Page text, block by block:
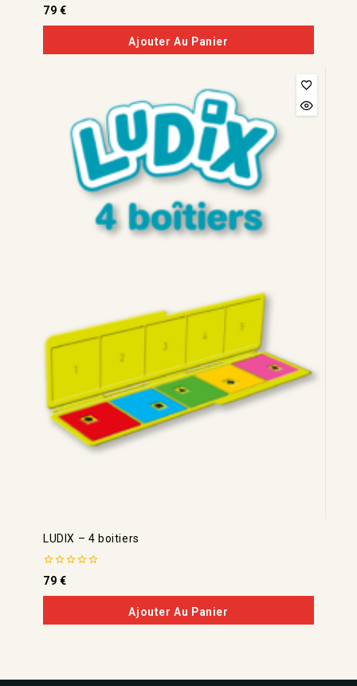
0
de
5
79 €
Ajouter Au Panier
LUDIX – 4 boitiers
0
de
5
79 €
Ajouter Au Panier